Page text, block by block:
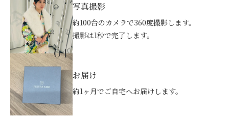
写真撮影
約100台のカメラで360度撮影します。
撮影は1秒で完了します。
04
お届け
約1ヶ月でご自宅へお届けします。